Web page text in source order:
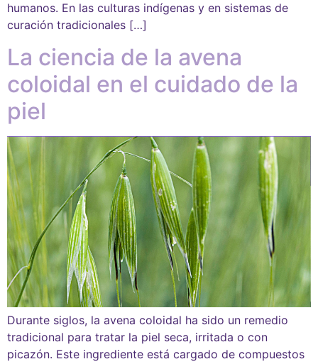
humanos. En las culturas indígenas y en sistemas de
curación tradicionales […]
La ciencia de la avena
coloidal en el cuidado de la
piel
Durante siglos, la avena coloidal ha sido un remedio
tradicional para tratar la piel seca, irritada o con
picazón. Este ingrediente está cargado de compuestos